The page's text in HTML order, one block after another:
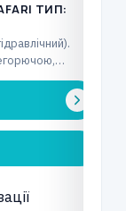
ТИП: